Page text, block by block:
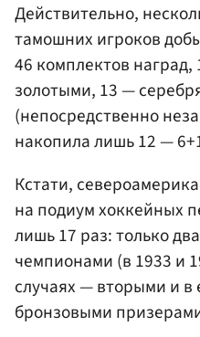
Действительно,
тамошних игроков
46 комплектов
золотыми, 13 —
(непосредственно
накопила лишь 12 —
Кстати,
на подиум хоккейных
лишь 17 раз: только
чемпионами (в 1933 и
случаях — вторыми и
бронзовыми